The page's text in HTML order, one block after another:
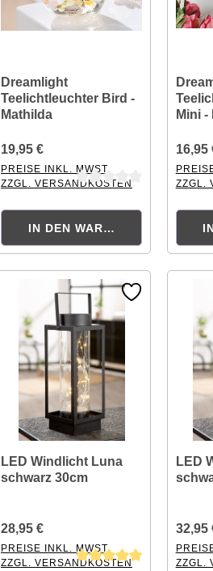
Dreamlight
Teelichtleuchter Bird -
Mathilda
19,95 €
PREISE INKL. MWST.
ZZGL. VERSANDKOSTEN
IN DEN WARENKORB
Mini
16,95
ZZGL.
LED Windlicht Luna
schwarz 30cm
28,95 €
PREISE INKL. MWST.
ZZGL. VERSANDKOSTEN
LED
32,95
ZZGL.